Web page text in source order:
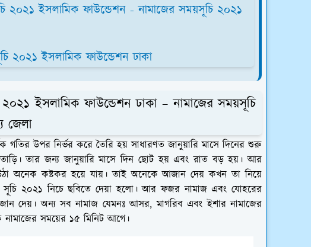
২০২১ ইসলামিক ফাউন্ডেশন - নামাজের সময়সূচি ২০২১
২০২১ ইসলামিক ফাউন্ডেশন ঢাকা
ইসলামিক ফাউন্ডেশন ঢাকা – নামাজের সময়সূচি
জেলা
গতির উপর নির্ভর করে তৈরি হয় সাধারণত জানুয়ারি মাসে দিনের শুরু
তার জন্য জানুয়ারি মাসে দিন ছোট হয় এবং রাত বড় হয়। আর
অনেক কষ্টকর হয়ে যায়। তাই অনেকে আজান দেয় কখন তা নিয়ে
সূচি ২০২১ নিচে ছবিতে দেয়া হলো। আর ফজর নামাজ এবং যোহরের
দেয়। অন্য সব নামাজ যেমনঃ আসর, মাগরিব এবং ইশার নামাজের
সময়ের ১৫ মিনিট আগে।